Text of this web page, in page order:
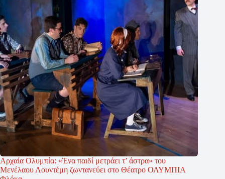
Αρχαία Ολυμπία: «Ένα παιδί μετράει τ’ άστρα» του
Μενέλαου Λουντέμη ζωντανεύει στο Θέατρο ΟΛΥΜΠΙΑ